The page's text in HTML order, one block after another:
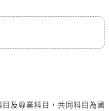
及專業科目，共同科目為國